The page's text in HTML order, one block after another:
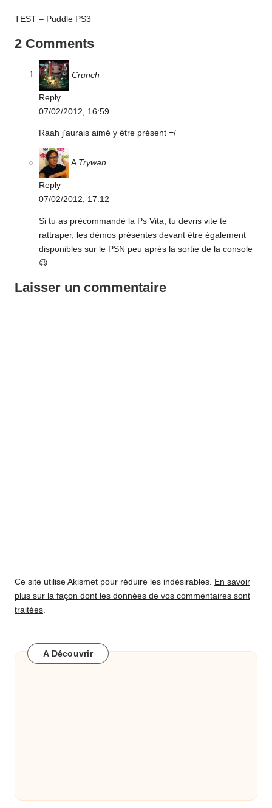
TEST – Puddle PS3
2 Comments
Crunch
Reply
07/02/2012, 16:59
Raah j’aurais aimé y être présent =/
A Trywan
Reply
07/02/2012, 17:12
Si tu as précommandé la Ps Vita, tu devris vite te
rattraper, les démos présentes devant être également
disponibles sur le PSN peu après la sortie de la console
😉
Laisser un commentaire
Ce site utilise Akismet pour réduire les indésirables. En savoir
plus sur la façon dont les données de vos commentaires sont
traitées.
A Découvrir